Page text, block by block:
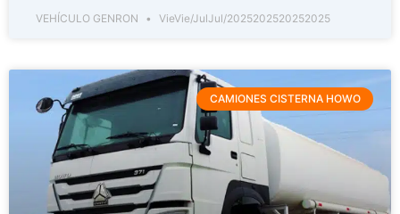
VEHÍCULO GENRON VieVie/JulJul/2025202520252025
CAMIONES CISTERNA HOWO